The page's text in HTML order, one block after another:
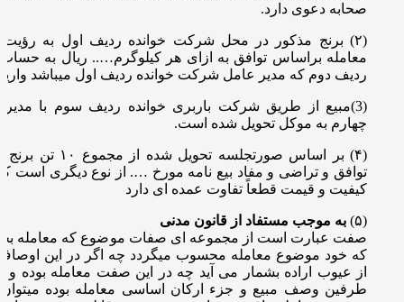
صحابه دعوى دارد.
(۲) برنج مذکور در محل شرکت خوانده ردیف اول به
معامله براساس توافق به ازای هر کیلوگرم….. ریال به
ردیف دوم که مدیر عامل شرکت خوانده ردیف اول میباشد
(3)مبیع از طریق شرکت باربری خوانده ردیف سوم با
چهارم به موکل تحویل شده است.
(۴) بر اساس
توافق و تراضی و مفاد بيع نامه مورخ …. از نوع دیگری است
کیفیت و قیمت قطعاً تفاوت عمده ای دارد
(۵)
به موجب مستفاد از قانون مدنی
صفت عبارت است از مجموعه ای صفات موضوع که معامله
که خود موضوع معامله محسوب میگردد چه اگر در این
از عیوب اراده بشمار می آید چه در این صفت معامله بوده و
طرفين وصف مبيع و جزء ارکان اساسی معامله بوده